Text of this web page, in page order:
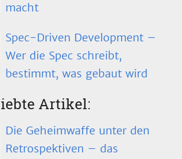
macht
Spec-Driven Development –
Wer die Spec schreibt,
bestimmt, was gebaut wird
Artikel:
Die Geheimwaffe unter den
Retrospektiven – das